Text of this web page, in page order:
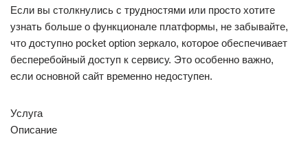
Если вы столкнулись с трудностями или просто хотите
узнать больше о функционале платформы, не забывайте,
что доступно pocket option зеркало, которое обеспечивает
бесперебойный доступ к сервису. Это особенно важно,
если основной сайт временно недоступен.
Услуга
Описание